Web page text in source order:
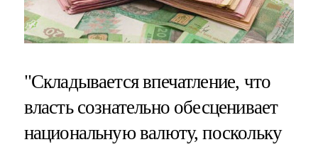
"Складывается впечатление, что
власть сознательно обесценивает
национальную валюту, поскольку